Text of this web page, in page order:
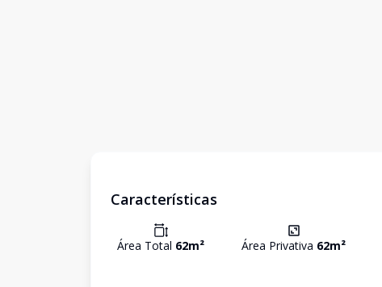
Características
Área Total 62m² Área Privativa 62m²